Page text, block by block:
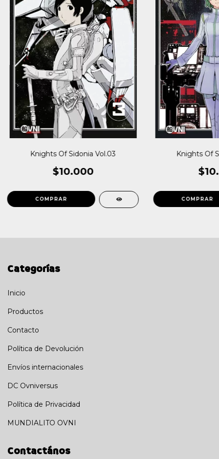
Knights Of Sidonia Vol.03
$10.000
Knights Of
Categorías
Inicio
Productos
Contacto
Política de Devolución
Envíos internacionales
DC Ovniversus
Política de Privacidad
MUNDIALITO OVNI
Contactános